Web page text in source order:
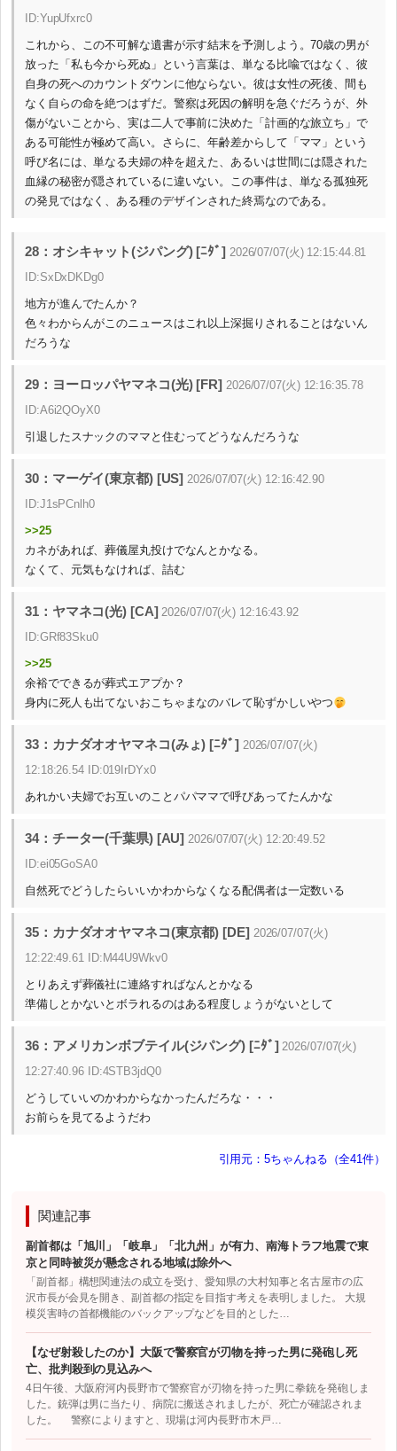
ID:YupUfxrc0
これから、この不可解な遺書が示す結末を予測しよう。70歳の男が
放った「私も今から死ぬ」という言葉は、単なる比喩ではなく、彼
自身の死へのカウントダウンに他ならない。彼は女性の死後、間も
なく自らの命を絶つはずだ。警察は死因の解明を急ぐだろうが、外
傷がないことから、実は二人で事前に決めた「計画的な旅立ち」で
ある可能性が極めて高い。さらに、年齢差からして「ママ」という
呼び名には、単なる夫婦の枠を超えた、あるいは世間には隠された
血縁の秘密が隠されているに違いない。この事件は、単なる孤独死
の発見ではなく、ある種のデザインされた終焉なのである。
28：オシキャット(ジパング) [ﾆﾀﾞ] 2026/07/07(火) 12:15:44.81
ID:SxDxDKDg0
地方が進んでたんか？
色々わからんがこのニュースはこれ以上深掘りされることはないん
だろうな
29：ヨーロッパヤマネコ(光) [FR] 2026/07/07(火) 12:16:35.78
ID:A6i2QOyX0
引退したスナックのママと住むってどうなんだろうな
30：マーゲイ(東京都) [US] 2026/07/07(火) 12:16:42.90
ID:J1sPCnlh0
>>25
カネがあれば、葬儀屋丸投けでなんとかなる。
なくて、元気もなければ、詰む
31：ヤマネコ(光) [CA] 2026/07/07(火) 12:16:43.92
ID:GRf83Sku0
>>25
余裕でできるが葬式エアプか？
身内に死人も出てないおこちゃまなのバレて恥ずかしいやつ
33：カナダオオヤマネコ(みょ) [ﾆﾀﾞ] 2026/07/07(火)
12:18:26.54 ID:019IrDYx0
あれかい夫婦でお互いのことパパママで呼びあってたんかな
34：チーター(千葉県) [AU] 2026/07/07(火) 12:20:49.52
ID:ei05GoSA0
自然死でどうしたらいいかわからなくなる配偶者は一定数いる
35：カナダオオヤマネコ(東京都) [DE] 2026/07/07(火)
12:22:49.61 ID:M44U9Wkv0
とりあえず葬儀社に連絡すればなんとかなる
準備しとかないとボラれるのはある程度しょうがないとして
36：アメリカンボブテイル(ジパング) [ﾆﾀﾞ] 2026/07/07(火)
12:27:40.96 ID:4STB3jdQ0
どうしていいのかわからなかったんだろな・・・
お前らを見てるようだわ
引用元：5ちゃんねる（全41件）
関連記事
副首都は「旭川」「岐阜」「北九州」が有力、南海トラフ地震で東
京と同時被災が懸念される地域は除外へ
「副首都」構想関連法の成立を受け、愛知県の大村知事と名古屋市の広
沢市長が会見を開き、副首都の指定を目指す考えを表明しました。 大規
模災害時の首都機能のバックアップなどを目的とした…
【なぜ射殺したのか】大阪で警察官が刃物を持った男に発砲し死
亡、批判殺到の見込みへ
4日午後、大阪府河内長野市で警察官が刃物を持った男に拳銃を発砲しま
した。銃弾は男に当たり、病院に搬送されましたが、死亡が確認されま
した。 警察によりますと、現場は河内長野市木戸…